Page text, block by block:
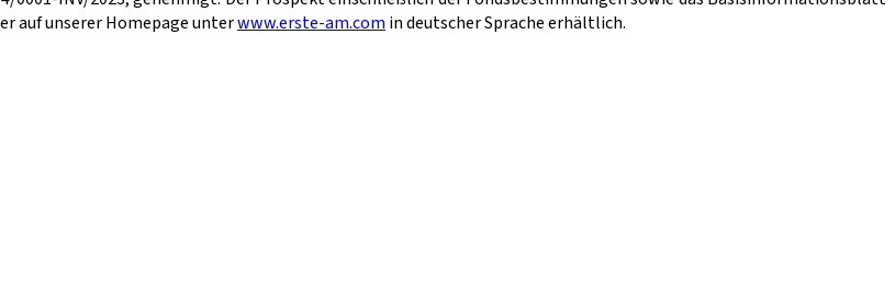
auf unserer Homepage unterwww.erste-am.comin deutscher Sprache erhältlich.